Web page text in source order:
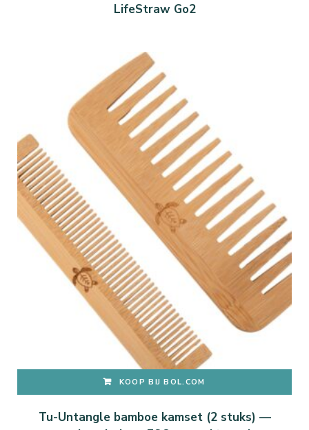
LifeStraw Go2
KOOP BIJ BOL.COM
Tu-Untangle bamboe kamset (2 stuks) —